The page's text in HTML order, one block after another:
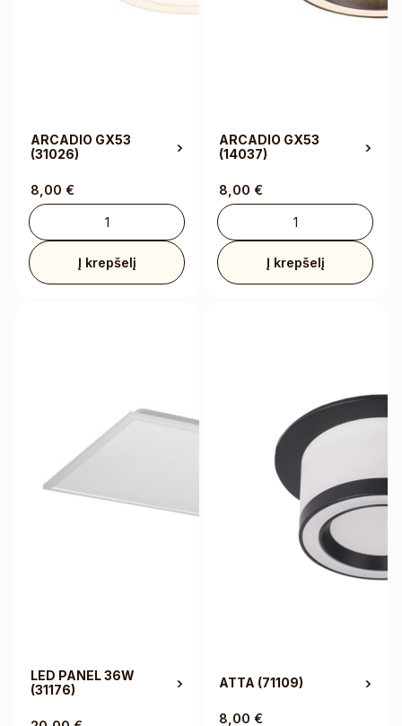
ARCADIO GX53
(31026)
8,00 €
Į krepšelį
ARCADIO GX53
(14037)
8,00 €
Į krepšelį
LED PANEL 36W
(31176)
ATTA (71109)
8,00 €